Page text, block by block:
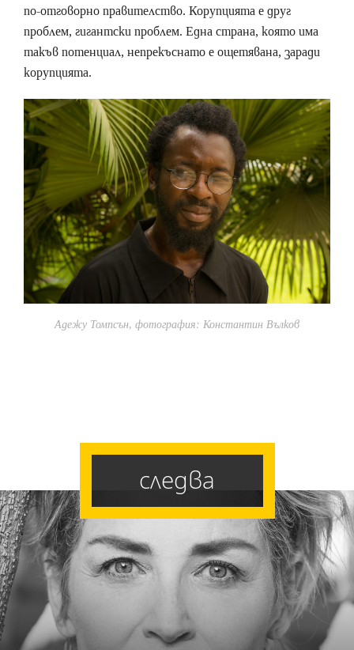
по-отговорно правителство. Корупцията е друг
проблем, гигантски проблем. Една страна, която има
такъв потенциал, непрекъснато е ощетявана, заради
корупцията.
Адежу Томпсън, фотография: Константин Вълков
следва